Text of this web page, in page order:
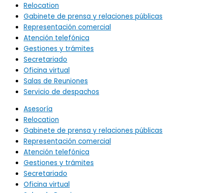
Relocation
Gabinete de prensa y relaciones públicas
Representación comercial
Atención telefónica
Gestiones y trámites
Secretariado
Oficina virtual
Salas de Reuniones
Servicio de despachos
Asesoría
Relocation
Gabinete de prensa y relaciones públicas
Representación comercial
Atención telefónica
Gestiones y trámites
Secretariado
Oficina virtual